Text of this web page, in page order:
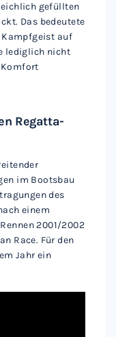
gefüllten
Das bedeutete
Kampfgeist auf
lediglich nicht
Komfort
Regatta-
im Bootsbau
des
einem
2001/2002
Race. Für den
Jahr ein